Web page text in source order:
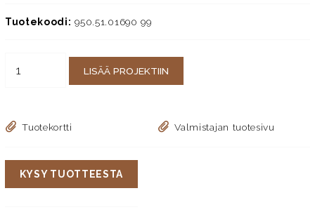
Tuotekoodi: 950.51.01690 99
LISÄÄ PROJEKTIIN
Tuotekortti Valmistajan tuotesivu
KYSY TUOTTEESTA